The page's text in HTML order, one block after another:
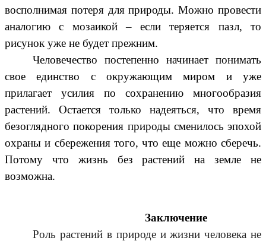
восполнимая потеря для природы. Можно провести
аналогию с мозаикой – если теряется пазл, то
рисунок уже не будет прежним.
Человечество постепенно начинает понимать
свое единство с окружающим миром и уже
прилагает усилия по сохранению многообразия
растений. Остается только надеяться, что время
безоглядного покорения природы сменилось эпохой
охраны и сбережения того, что еще можно сберечь.
Потому что жизнь без растений на земле не
возможна.
Заключение
Роль растений в природе и жизни человека не